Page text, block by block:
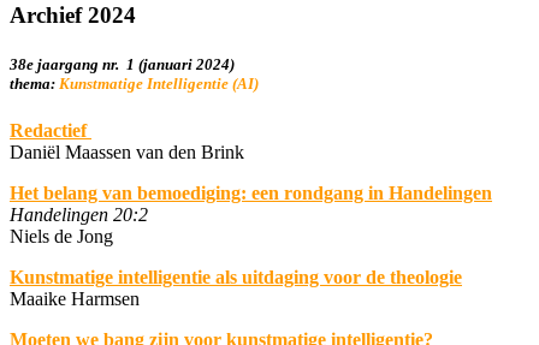
Archief 2024
38e jaargang nr. 1 (januari 2024)
thema: Kunstmatige Intelligentie (AI)
Redactief
Daniël Maassen van den Brink
Het belang van bemoediging: een rondgang in Handelingen
Handelingen 20:2
Niels de Jong
Kunstmatige intelligentie als uitdaging voor de theologie
Maaike Harmsen
Moeten we bang zijn voor kunstmatige intelligentie?